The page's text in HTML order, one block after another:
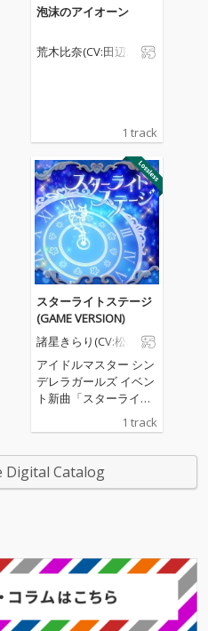
泡沫のアイオーン
荒木比奈(CV:田辺留
1 track
スターライトステージ
(GAME VERSION)
諸星きらり(CV:松嵜
カ(CV:髙野麻美)、
荒木比奈(CV:田辺留
依)、的場梨沙(CV:
集貝はな)、南条光
アイドルマスター シン
デレラガールズ イベン
ト新曲「スターライト
1 track
Digital Catalog